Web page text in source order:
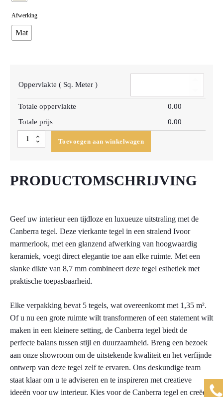
Afwerking
Mat
Oppervlakte ( Sq. Meter )
Totale oppervlakte
0.00
Totale prijs
0.00
Wandtegel
Canberra
30x90cm
Toevoegen aan winkelwagen
PRODUCTOMSCHRIJVING
Geef uw interieur een tijdloze en luxueuze uitstraling met de
Canberra tegel. Deze vierkante tegel in een stralend Ivoor
marmerlook, met een glanzend afwerking van hoogwaardig
keramiek, voegt direct elegantie toe aan elke ruimte. Met een
slanke dikte van 8,7 mm combineert deze tegel esthetiek met
praktische toepasbaarheid.
Elke verpakking bevat 5 tegels, wat overeenkomt met 1,35 m².
Of u nu een grote ruimte wilt transformeren of een statement wilt
maken in een kleinere setting, de Canberra tegel biedt de
perfecte balans tussen stijl en duurzaamheid. Breng een bezoek
aan onze showroom om de uitstekende kwaliteit en het verfijnde
ontwerp van deze tegel zelf te ervaren. Ons deskundige team
staat klaar om u te adviseren en te inspireren met creatieve
ideeën voor uw interieur. Kies voor de Canberra tegel en creëer